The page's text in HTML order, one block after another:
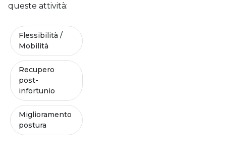
queste attività:
Flessibilità /
Mobilità
Recupero
post-
infortunio
Miglioramento
postura